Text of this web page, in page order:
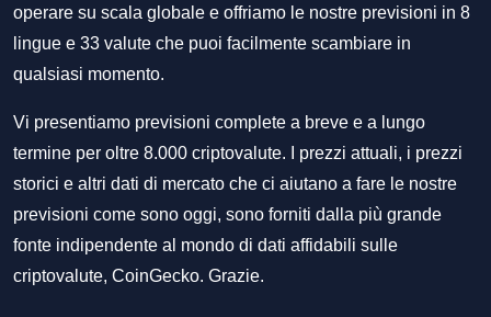
operare su scala globale e offriamo le nostre previsioni in 8
lingue e 33 valute che puoi facilmente scambiare in
qualsiasi momento.
Vi presentiamo previsioni complete a breve e a lungo
termine per oltre 8.000 criptovalute. I prezzi attuali, i prezzi
storici e altri dati di mercato che ci aiutano a fare le nostre
previsioni come sono oggi, sono forniti dalla più grande
fonte indipendente al mondo di dati affidabili sulle
criptovalute, CoinGecko. Grazie.